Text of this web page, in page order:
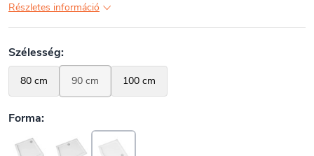
Részletes információ